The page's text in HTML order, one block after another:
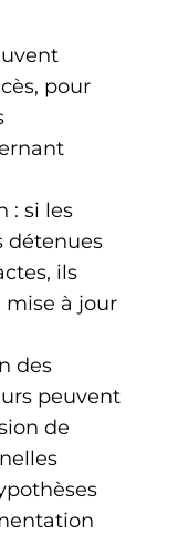
pour
: si les
détenues
ils
à jour
des
peuvent
de